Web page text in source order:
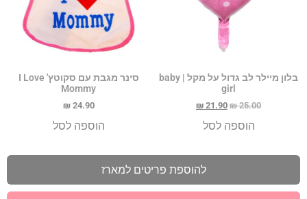
בלון מיילר לב גדול על מקל | baby
girl
₪25.00
₪ 21.90
הוספה לסל
סינר מגבת עם סקוטץ' I Love
Mommy
₪24.90
הוספה לסל
להוספת פריטים למארז